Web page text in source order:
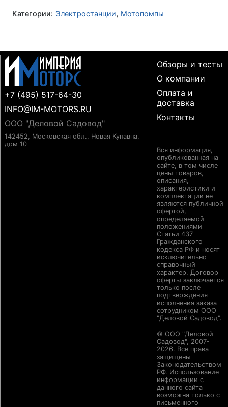
Категории: Электростанции, Мотопомпы
+7 (495) 517-64-30
INFO@IM-MOTORS.RU
ООО "Деловой Садовод"
142452, Московская обл., Новая Купавна,
дом 10
Обзоры и тесты
О компании
Оплата и
доставка
Контакты
Вся информация,
опубликованная на
сайте, в том числе
цены товаров,
описания,
характеристики и
комплектации не
являются публичной
офертой,
определяемой
положениями
Статьи 437
Гражданского
кодекса РФ и носят
исключительно
справочный
характер. Договор
оферты заключается
только после
подтверждения
исполнения заказа
сотрудником ООО
"Деловой Садовод".
© ООО "Деловой
Садовод", 2007-
2026. Все права
защищены
Законодательством
РФ. Использование
информации с
данного сайта
возможна только с
письменного